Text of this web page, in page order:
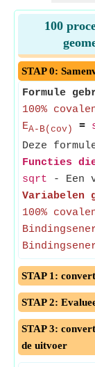
100
STAP 0:
Formule
100%
EA-B(cov) =
Deze
Functies
sqrt - Een
Variabelen
100%
STAP 1:
STAP 2:
STAP 3:
de uitvoer